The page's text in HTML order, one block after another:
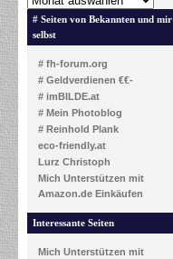
# Seiten von Bekannten und mir
selbst
# fh-forum.org
# Geldverdienen €€-
# imBILDE.at
# Mein Photoblog
# Reinhold Plank
eco-friendly.at
Lurz Christoph
Mich Unterstützen mit
Amazon.de Einkäufen
Interessante Seiten
Mich Unterstützen mit